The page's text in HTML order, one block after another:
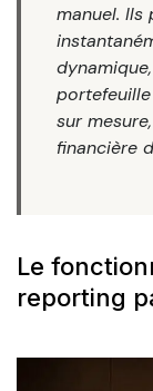
manuel. Ils
sur
financière
Le
reporting